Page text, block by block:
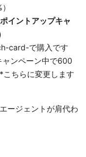
イントアップキャ
card-で購入です
ンペーン中で600
ちらに変更します
ージェントが肩代わ